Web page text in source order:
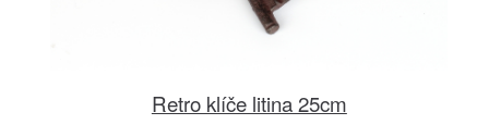
Retro klíče litina 25cm